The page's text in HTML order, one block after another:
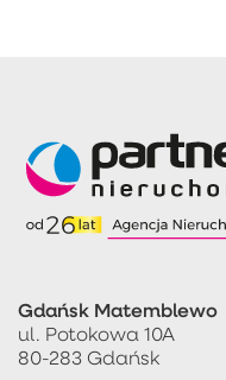
Gdańsk Matemblewo
ul. Potokowa 10A
80-283 Gdańsk